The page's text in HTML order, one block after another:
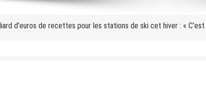
Ski alpin. Diego Orecchioni : « Avec le groupe, nous faisons nos
« L’idée sera de faire de la cohésion » : pourquoi l’équipe de